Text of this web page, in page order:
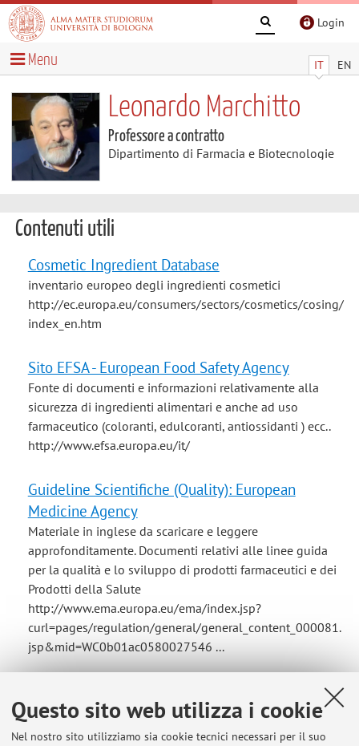
Questo sito web utilizza i cookie
Nel nostro sito utilizziamo sia cookie tecnici necessari per il suo
Login
IT EN
Menu
Leonardo Marchitto
Professore a contratto
Dipartimento di Farmacia e Biotecnologie
Contenuti utili
Cosmetic Ingredient Database
inventario europeo degli ingredienti cosmetici
http://ec.europa.eu/consumers/sectors/cosmetics/cosing/
index_en.htm
Sito EFSA - European Food Safety Agency
Fonte di documenti e informazioni relativamente alla
sicurezza di ingredienti alimentari e anche ad uso
farmaceutico (coloranti, edulcoranti, antiossidanti ) ecc..
http://www.efsa.europa.eu/it/
Guideline Scientifiche (Quality): European
Medicine Agency
Materiale in inglese da scaricare e leggere
approfonditamente. Documenti relativi alle linee guida
per la qualità e lo sviluppo di prodotti farmaceutici e dei
Prodotti della Salute
http://www.ema.europa.eu/ema/index.jsp?
curl=pages/regulation/general/general_content_000081.
jsp&mid=WC0b01ac0580027546 ...
Ultimi avvisi